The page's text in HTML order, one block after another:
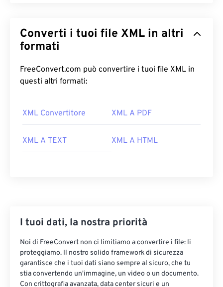
Converti i tuoi file XML in altri
formati
FreeConvert.com può convertire i tuoi file XML in
questi altri formati:
XML Convertitore XML A PDF
XML A TEXT XML A HTML
I tuoi dati, la nostra priorità
Noi di FreeConvert non ci limitiamo a convertire i file: li
proteggiamo. Il nostro solido framework di sicurezza
garantisce che i tuoi dati siano sempre al sicuro, che tu
stia convertendo un'immagine, un video o un documento.
Con crittografia avanzata, data center sicuri e un